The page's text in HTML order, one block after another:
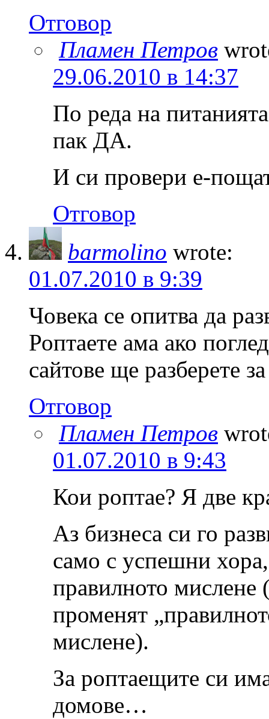
Отговор
Пламен Петров
29.06.2010 в 14:37
По реда на
пак ДА.
И си провери е-
Отговор
barmolino wrote:
01.07.2010 в 9:39
Човека се опитва да
Роптаете ама ако
сайтове ще разберете
Отговор
Пламен Петров
01.07.2010 в 9:43
Кои роптае? Я две
Аз бизнеса си го
само с успешни
правилното мислене
променят
мислене).
За роптаещите си
домове…